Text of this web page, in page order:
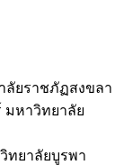
ยราชภัฏสงขลา
หาวิทยาลัย
ทยาลัยบูรพา